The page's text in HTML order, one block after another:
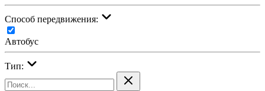
Cпособ передвижения:
Автобус
Тип: